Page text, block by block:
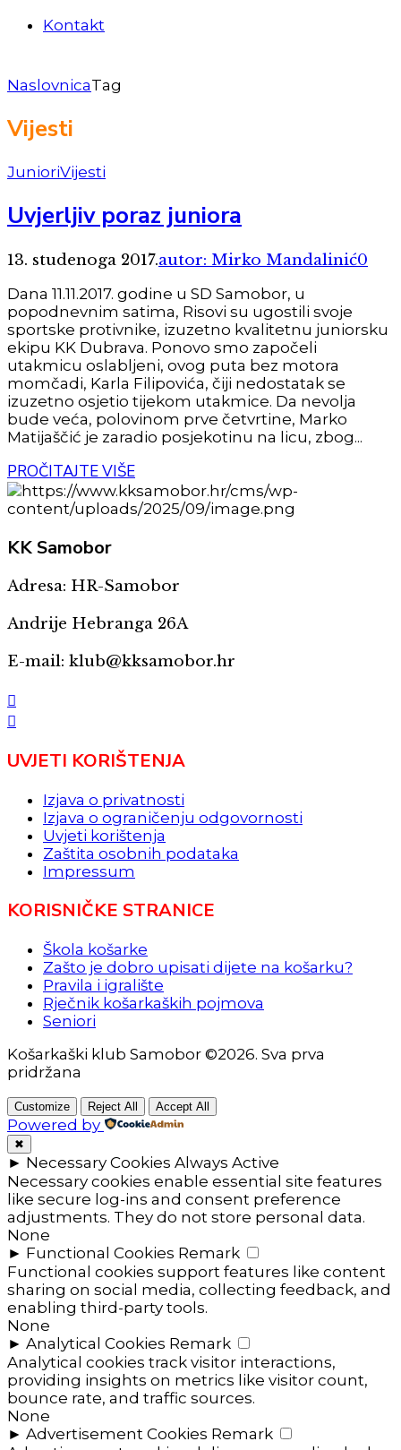
Kontakt
NaslovnicaTag
Vijesti
JunioriVijesti
Uvjerljiv poraz juniora
13. studenoga 2017.autor: Mirko Mandalinić0
Dana 11.11.2017. godine u SD Samobor, u
popodnevnim satima, Risovi su ugostili svoje
sportske protivnike, izuzetno kvalitetnu juniorsku
ekipu KK Dubrava. Ponovo smo započeli
utakmicu oslabljeni, ovog puta bez motora
momčadi, Karla Filipovića, čiji nedostatak se
izuzetno osjetio tijekom utakmice. Da nevolja
bude veća, polovinom prve četvrtine, Marko
Matijaščić je zaradio posjekotinu na licu, zbog...
PROČITAJTE VIŠE
KKSamobor
Adresa: HR-Samobor
Andrije Hebranga 26A
E-mail: klub@kksamobor.hr
UVJETI KORIŠTENJA
Izjava o privatnosti
Izjava o ograničenju odgovornosti
Uvjeti korištenja
Zaštita osobnih podataka
Impressum
KORISNIČKE STRANICE
Škola košarke
Zašto je dobro upisati dijete na košarku?
Pravila i igralište
Rječnik košarkaških pojmova
Seniori
Košarkaški klub Samobor ©2026. Sva prva
pridržana
Customize Reject All Accept All
Powered by
✖
► Necessary Cookies Always Active
Necessary cookies enable essential site features
like secure log-ins and consent preference
adjustments. They do not store personal data.
None
► Functional Cookies Remark
Functional cookies support features like content
sharing on social media, collecting feedback, and
enabling third-party tools.
None
► Analytical Cookies Remark
Analytical cookies track visitor interactions,
providing insights on metrics like visitor count,
bounce rate, and traffic sources.
None
► Advertisement Cookies Remark